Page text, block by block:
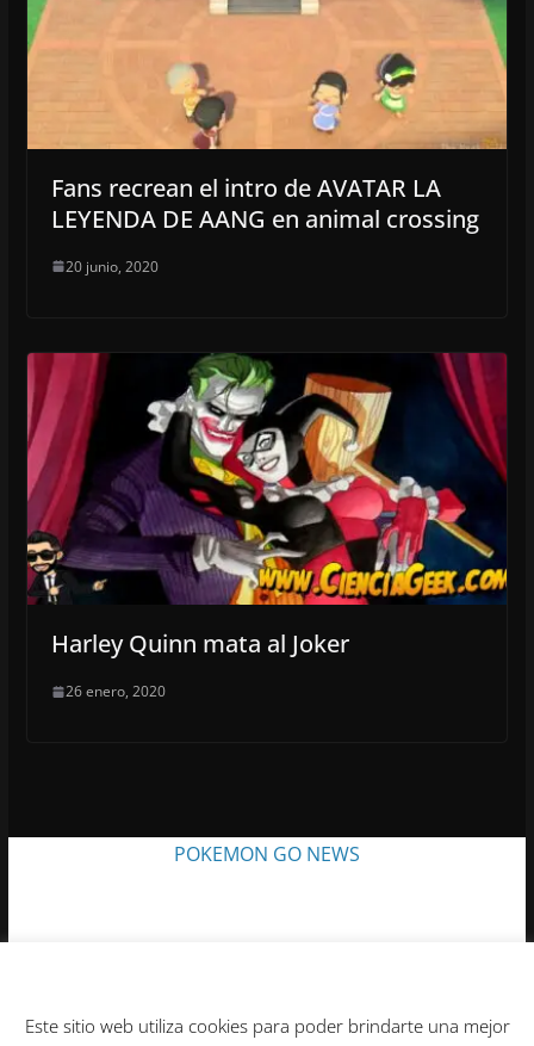
Fans recrean el intro de AVATAR LA
LEYENDA DE AANG en animal crossing
20 junio, 2020
Harley Quinn mata al Joker
26 enero, 2020
POKEMON GO NEWS
Este sitio web utiliza cookies para poder brindarte una mejor